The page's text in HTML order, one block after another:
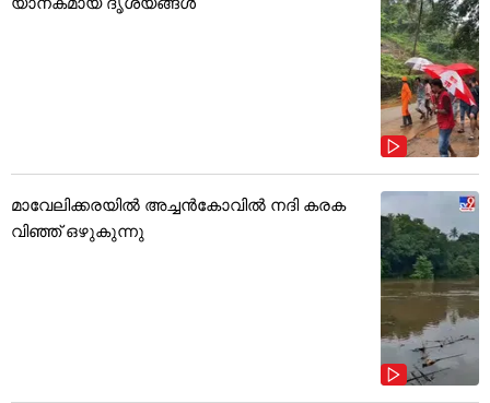
മാവേലിക്കരയിൽ അച്ചൻകോവിൽ നദി കരക
വിഞ്ഞ് ഒഴുകുന്നു